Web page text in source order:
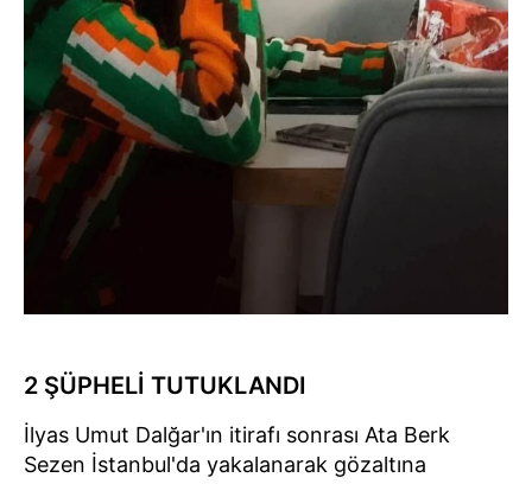
2 ŞÜPHELİ TUTUKLANDI
İlyas Umut Dalğar'ın itirafı sonrası Ata Berk
Sezen İstanbul'da yakalanarak gözaltına